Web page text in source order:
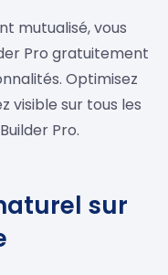
mutualisé, vous
Pro gratuitement
Optimisez
visible sur tous les
Pro.
sur